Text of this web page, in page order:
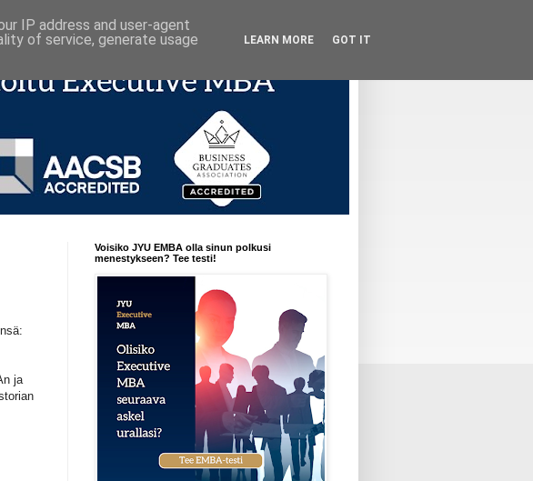
ja
Voisiko JYU EMBA olla sinun polkusi
menestykseen? Tee testi!
IP address and user-agent
of service, generate usage
LEARN MORE GOT IT